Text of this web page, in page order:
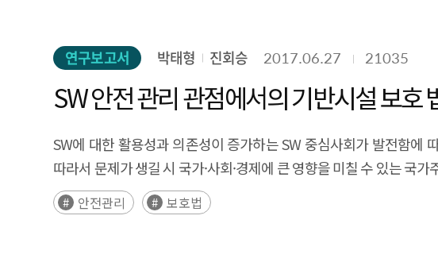
연구보고서 박태형 진회승 2017.06.27 21035
SW 안전 관리 관점에서의 기반시설 보호
SW에 대한 활용성과 의존성이 증가하는 SW 중심사회가 발전함에
따라서 문제가 생길 시 국가·사회·경제에 큰 영향을 미칠 수 있는 국
안전관리 보호법